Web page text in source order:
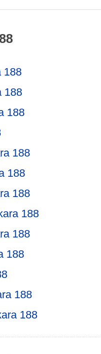
188
188
188
188
188
188
188
188
188
188
188